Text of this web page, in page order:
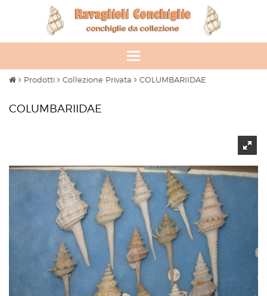
Toggle
navigation
Prodotti Collezione Privata COLUMBARIIDAE
COLUMBARIIDAE